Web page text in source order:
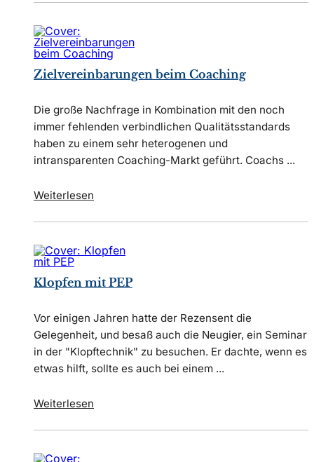
Zielvereinbarungen beim Coaching
Die große Nachfrage in Kombination mit den noch
immer fehlenden verbindlichen Qualitätsstandards
haben zu einem sehr heterogenen und
intransparenten Coaching-Markt geführt. Coachs ...
Weiterlesen
Klopfen mit PEP
Vor einigen Jahren hatte der Rezensent die
Gelegenheit, und besaß auch die Neugier, ein Seminar
in der "Klopftechnik" zu besuchen. Er dachte, wenn es
etwas hilft, sollte es auch bei einem ...
Weiterlesen